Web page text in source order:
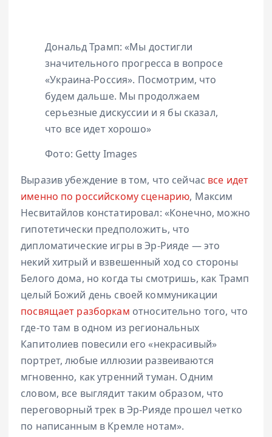
Дональд Трамп: «Мы достигли
значительного прогресса в вопросе
«Украина-Россия». Посмотрим, что
будем дальше. Мы продолжаем
серьезные дискуссии и я бы сказал,
что все идет хорошо»
Фото: Getty Images
Выразив убеждение в том, что сейчас все идет
именно по российскому сценарию, Максим
Несвитайлов констатировал: «Конечно, можно
гипотетически предположить, что
дипломатические игры в Эр-Рияде — это
некий хитрый и взвешенный ход со стороны
Белого дома, но когда ты смотришь, как Трамп
целый Божий день своей коммуникации
посвящает разборкам относительно того, что
где-то там в одном из региональных
Капитолиев повесили его «некрасивый»
портрет, любые иллюзии развеиваются
мгновенно, как утренний туман. Одним
словом, все выглядит таким образом, что
переговорный трек в Эр-Рияде прошел четко
по написанным в Кремле нотам».